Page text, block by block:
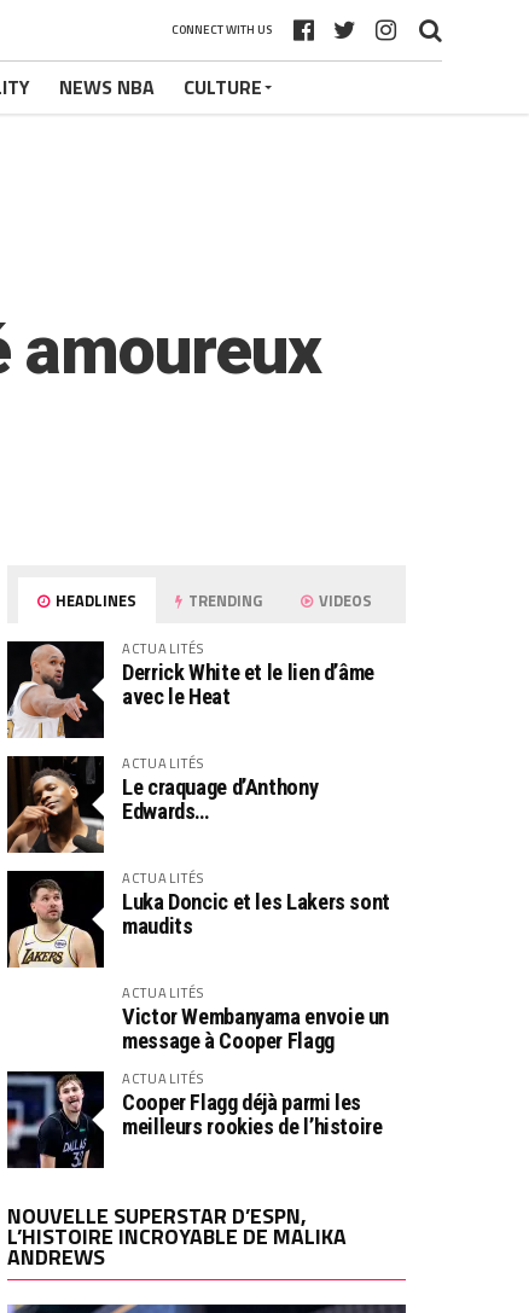
CONNECT WITH US
NEWS NBA CULTURE
amoureux
HEADLINES TRENDING VIDEOS
ACTUALITÉS
Derrick White et le lien d’âme
avec le Heat
ACTUALITÉS
Le craquage d’Anthony
Edwards…
ACTUALITÉS
Luka Doncic et les Lakers sont
maudits
ACTUALITÉS
Victor Wembanyama envoie un
message à Cooper Flagg
ACTUALITÉS
Cooper Flagg déjà parmi les
meilleurs rookies de l’histoire
NOUVELLE SUPERSTAR D’ESPN,
L’HISTOIRE INCROYABLE DE MALIKA
ANDREWS